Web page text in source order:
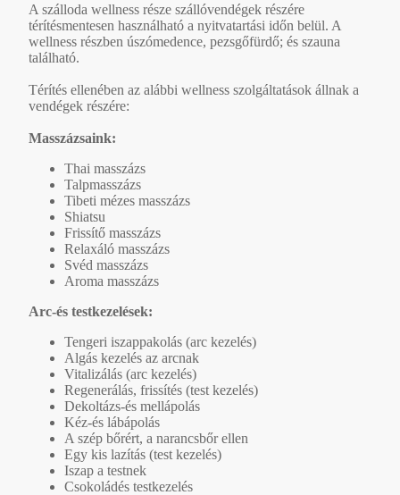
A szálloda wellness része szállóvendégek részére
térítésmentesen használható a nyitvatartási időn belül. A
wellness részben úszómedence, pezsgőfürdő; és szauna
található.
Térítés ellenében az alábbi wellness szolgáltatások állnak a
vendégek részére:
Masszázsaink:
Thai masszázs
Talpmasszázs
Tibeti mézes masszázs
Shiatsu
Frissítő masszázs
Relaxáló masszázs
Svéd masszázs
Aroma masszázs
Arc-és testkezelések:
Tengeri iszappakolás (arc kezelés)
Algás kezelés az arcnak
Vitalizálás (arc kezelés)
Regenerálás, frissítés (test kezelés)
Dekoltázs-és mellápolás
Kéz-és lábápolás
A szép bőrért, a narancsbőr ellen
Egy kis lazítás (test kezelés)
Iszap a testnek
Csokoládés testkezelés